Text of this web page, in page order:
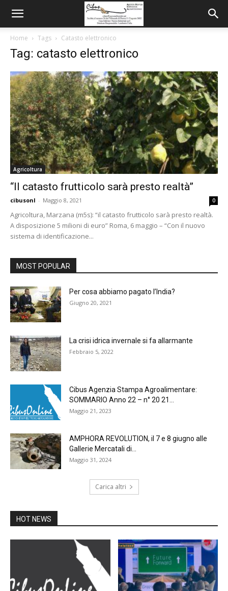
Home Tags Catasto elettronico
Tag: catasto elettronico
Agricoltura
“Il catasto frutticolo sarà presto realtà”
cibusonl - Maggio 8, 2021 0
Agricoltura, Marzana (m5s): “il catasto frutticolo sarà presto realtà.
A disposizione 5 milioni di euro” Roma, 6 maggio – “Con il nuovo
sistema di identificazione...
MOST POPULAR
Per cosa abbiamo pagato l’India?
Giugno 20, 2021
La crisi idrica invernale si fa allarmante
Febbraio 5, 2022
Cibus Agenzia Stampa Agroalimentare:
SOMMARIO Anno 22 – n° 20 21...
Maggio 21, 2023
AMPHORA REVOLUTION, il 7 e 8 giugno alle
Gallerie Mercatali di...
Maggio 31, 2024
Carica altri
HOT NEWS